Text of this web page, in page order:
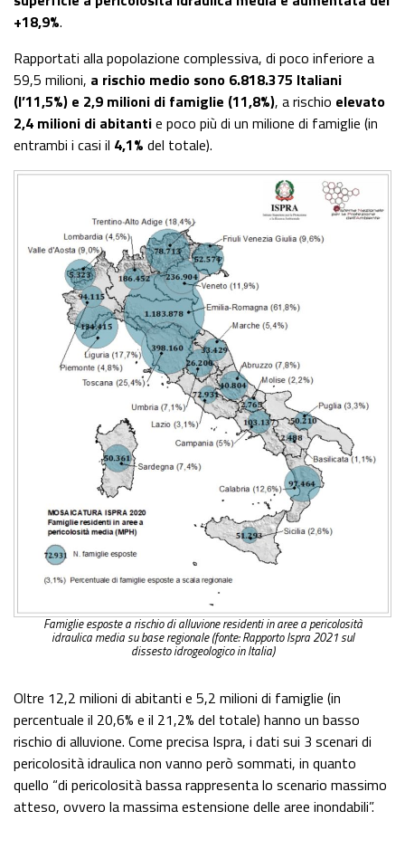
+18,9%.
Rapportati alla popolazione complessiva, di poco inferiore a
59,5 milioni, a rischio medio sono 6.818.375 Italiani
(l’11,5%) e 2,9 milioni di famiglie (11,8%), a rischio elevato
2,4 milioni di abitantie poco più di un milione di famiglie (in
entrambi i casi il 4,1% del totale).
Famiglie esposte a rischio di alluvione residenti in aree a pericolosità
idraulica media su base regionale (fonte: Rapporto Ispra 2021 sul
dissesto idrogeologico in Italia)
Oltre 12,2 milioni di abitanti e 5,2 milioni di famiglie (in
percentuale il 20,6% e il 21,2% del totale) hanno un basso
rischio di alluvione. Come precisa Ispra, i dati sui 3 scenari di
pericolosità idraulica non vanno però sommati, in quanto
quello “di pericolosità bassa rappresenta lo scenario massimo
atteso, ovvero la massima estensione delle aree inondabili”.